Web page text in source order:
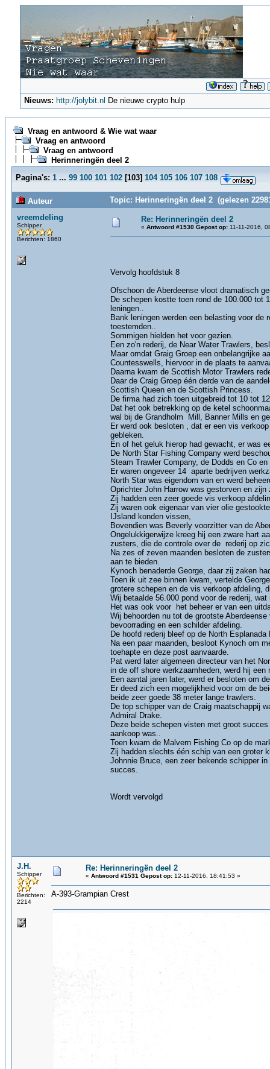
Nieuws: http://jolybit.nl De nieuwe crypto hulp
Vraag en antwoord & Wie wat waar
Vraag en antwoord
Vraag en antwoord
Herinneringën deel 2
Pagina's: 1 ... 99 100 101 102 [103] 104 105 106 107 108
Auteur
Topic: Herinneringën deel 2 (gelezen
vreemdeling
Schipper
Berichten: 1860
Re: Herinneringën deel 2
« Antwoord #1530 Gepost op: 11-11-2016,
Vervolg hoofdstuk 8
Ofschoon de Aberdeense vloot dramatisch
De schepen kostte toen rond de 100.000 tot
leningen..
Bank leningen werden een belasting voor
toestemden..
Sommigen hielden het voor gezien.
Een zo'n rederij, de Near Water Trawlers,
Maar omdat Graig Groep een onbelangrijke
Countesswells, hiervoor in de plaats te
Daarna kwam de Scottish Motor Trawlers
Daar de Craig Groep één derde van de
Scottish Queen en de Scottish Princess.
De firma had zich toen uitgebreid tot 10 tot
Dat het ook betrekking op de ketel
wal bij de Grandholm Mill, Banner Mills en
Er werd ook besloten , dat er een vis
gebleken.
En of het geluk hierop had gewacht, er was
De North Star Fishing Company werd
Steam Trawler Company, de Dodds en Co
Er waren ongeveer 14 aparte bedrijven
North Star was eigendom van en werd
Oprichter John Harrow was gestorven en
Zij hadden een zeer goede vis verkoop
Zij waren ook eigenaar van vier olie
IJsland konden vissen,
Bovendien was Beverly voorzitter van de
Ongelukkigerwijze kreeg hij een zware hart
zusters, die de controle over de rederij op
Na zes of zeven maanden besloten de
aan te bieden.
Kynoch benaderde George, daar zij zaken
Toen ik uit zee binnen kwam, vertelde
grotere schepen en de vis verkoop afdeling,
Wij betaalde 56.000 pond voor de rederij,
Het was ook voor het beheer er van een
Wij behoorden nu tot de grootste
bevoorrading en een schilder afdeling.
De hoofd rederij bleef op de North
Na een paar maanden, besloot Kynoch om
toehapte en deze post aanvaarde.
Pat werd later algemeen directeur van het
in de off shore werkzaamheden, werd hij een
Een aantal jaren later, werd er besloten om
Er deed zich een mogelijkheid voor om de
beide zeer goede 38 meter lange trawlers.
De top schipper van de Craig maatschappij
Admiral Drake.
Deze beide schepen visten met groot
aankoop was..
Toen kwam de Malvern Fishing Co op de
Zij hadden slechts één schip van een groter
Johnnie Bruce, een zeer bekende schipper
succes.
Wordt vervolgd
J.H.
Schipper
Berichten:
2214
Re: Herinneringën deel 2
« Antwoord #1531 Gepost op: 12-11-2016, 18:41:53 »
A-393-Grampian Crest